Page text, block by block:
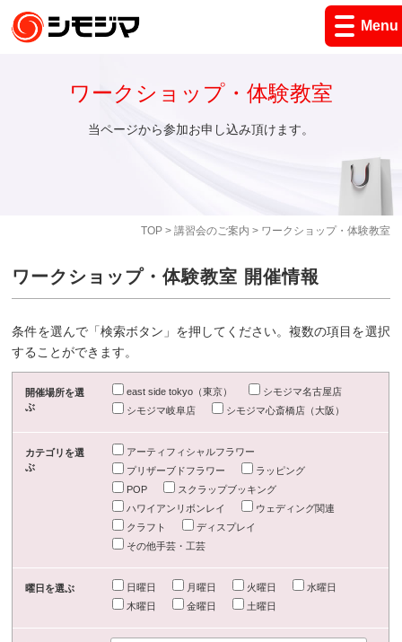
Menu
TOP> 講習会のご案内 > ワークショップ・体験教室
ワークショップ・体験教室
当ページから参加お申し込み頂けます。
ワークショップ・体験教室 開催情報
条件を選んで「検索ボタン」を押してください。複数の項目を選択
することができます。
開催場所を選
ぶ
east side tokyo（東京）
シモジマ名古屋店
シモジマ岐阜店
シモジマ心斎橋店（大阪）
カテゴリを選
ぶ
アーティフィシャルフラワー
プリザーブドフラワー
ラッピング
POP
スクラップブッキング
ハワイアンリボンレイ
ウェディング関連
クラフト
ディスプレイ
その他手芸・工芸
曜日を選ぶ 日曜日 月曜日 火曜日
水曜日
木曜日
金曜日 土曜日